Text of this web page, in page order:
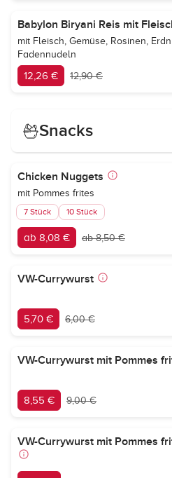
Babylon Biryani Reis mit
mit Fleisch, Gemüse, Rosinen,
Fadennudeln
12,26 € 12,90 €
Snacks
Chicken Nuggets
mit Pommes frites
7 Stück 10 Stück
ab 8,08 € ab 8,50 €
VW-Currywurst
5,70 € 6,00 €
VW-Currywurst mit Pommes
8,55 € 9,00 €
VW-Currywurst mit Pommes